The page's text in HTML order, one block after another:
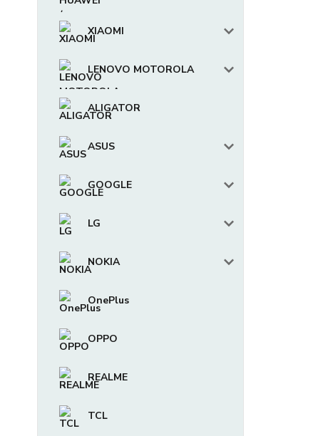
XIAOMI
LENOVO MOTOROLA
ALIGATOR
ASUS
GOOGLE
LG
NOKIA
OnePlus
OPPO
REALME
TCL